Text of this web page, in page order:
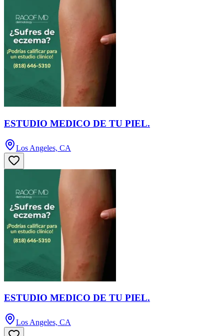
ESTUDIO MEDICO DE TU PIEL.
Los Angeles, CA
ESTUDIO MEDICO DE TU PIEL.
Los Angeles, CA